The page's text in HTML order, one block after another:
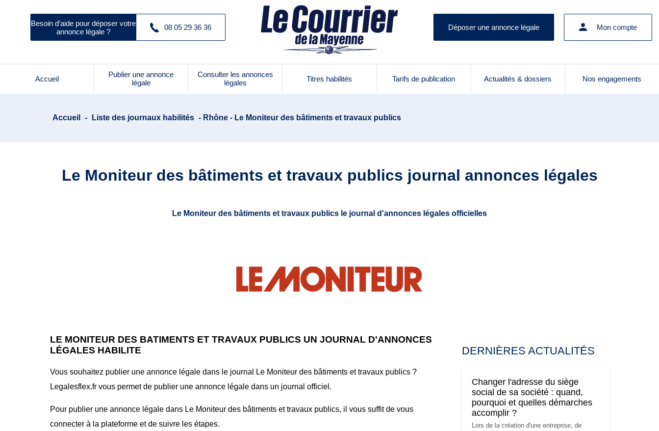
Besoin d’aide pour déposer votre
annonce légale ?
08 05 29 36 36 Déposer une annonce légale Mon compte
Accueil
Publier une annonce
légale
Consulter les annonces
légales
Titres habilités Tarifs de publication Actualités & dossiers Nos engagements
Accueil - Liste des journaux habilités - Rhône - Le Moniteur des bâtiments et travaux publics
Le Moniteur des bâtiments et travaux publics journal annonces légales
Le Moniteur des bâtiments et travaux publics le journal d'annonces légales officielles
LE MONITEUR DES BATIMENTS ET TRAVAUX PUBLICS UN JOURNAL D'ANNONCES
LÉGALES HABILITE
Vous souhaitez publier une annonce légale dans le journal Le Moniteur des bâtiments et travaux publics ?
Legalesflex.fr vous permet de publier une annonce légale dans un journal officiel.
Pour publier une annonce légale dans Le Moniteur des bâtiments et travaux publics, il vous suffit de vous
connecter à la plateforme et de suivre les étapes.
DERNIÈRES ACTUALITÉS
Changer l'adresse du siège
social de sa société : quand,
pourquoi et quelles démarches
accomplir ?
Lors de la création d'une entreprise, de